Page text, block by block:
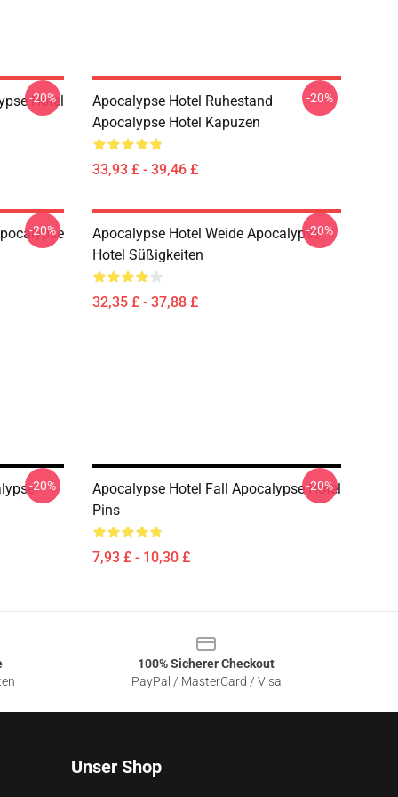
Hotel
-20%
Apocalypse Hotel Ruhestand
Apocalypse Hotel Kapuzen
33,93 £ - 39,46 £
-20%
-20%
Apocalypse Hotel Weide Apocalypse
Hotel Süßigkeiten
32,35 £ - 37,88 £
-20%
-20%
Apocalypse Hotel Fall Apocalypse Hotel
Pins
7,93 £ - 10,30 £
-20%
100% Sicherer Checkout
PayPal / MasterCard / Visa
Unser Shop